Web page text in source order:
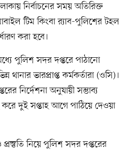
নির্বাচনের সময় অতিরিক্ত
টিম কিংবা র‌্যাব-পুলিশের টহল
করা হবে।
পুলিশ সদর দপ্তরে পাঠানো
থানার ভারপ্রাপ্ত কর্মকর্তারা (ওসি)।
নির্দেশনা অনুযায়ী সম্ভাব্য
করে দুই সপ্তাহ আগে পাঠিয়ে দেওয়া
প্রস্তুতি নিয়ে পুলিশ সদর দপ্তরের